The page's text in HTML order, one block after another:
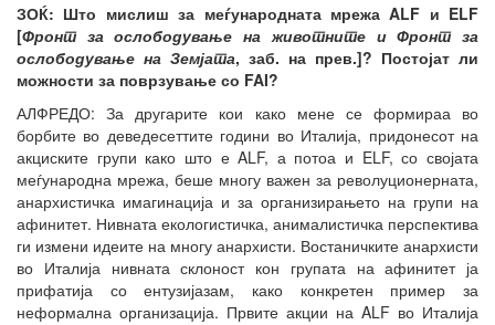
ЗОЌ: Што мислиш за меѓународната мрежа ALF и ELF
[Фронт за ослободување на животните и Фронт за
ослободување на Земјата, заб. на прев.]? Постојат ли
можности за поврзување со FAI?
АЛФРЕДО: За другарите кои како мене се формираа во
борбите во деведесеттите години во Италија, придонесот на
акциските групи како што е ALF, а потоа и ELF, со својата
меѓународна мрежа, беше многу важен за револуционерната,
анархистичка имагинација и за организирањето на групи на
афинитет. Нивната екологистичка, анималистичка перспектива
ги измени идеите на многу анархисти. Востаничките анархисти
во Италија нивната склоност кон групата на афинитет ја
прифатија со ентузијазам, како конкретен пример за
неформална организација. Првите акции на ALF во Италија